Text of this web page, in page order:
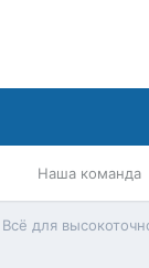
Наша команда
Всё для